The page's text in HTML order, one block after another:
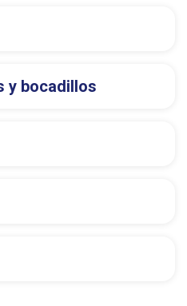
y bocadillos